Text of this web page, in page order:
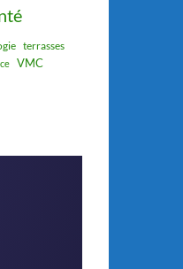
terrasses
VMC